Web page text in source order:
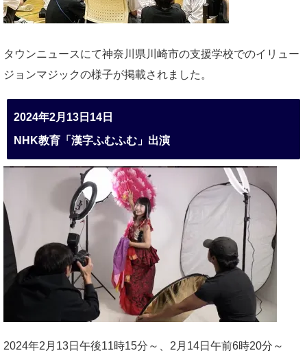
タウンニュースにて神奈川県川崎市の支援学校でのイリュー
ジョンマジックの様子が掲載されました。
2024年2月13日14日
NHK教育「漢字ふむふむ」出演
2024年2月13日午後11時15分～、2月14日午前6時20分～